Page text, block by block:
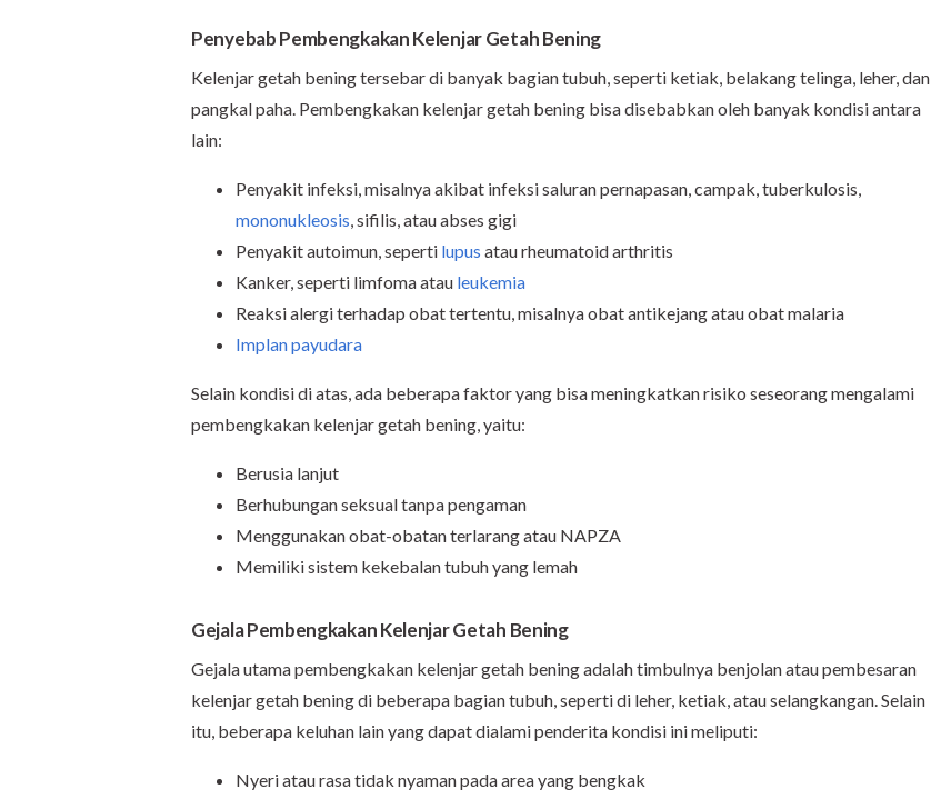
Penyebab Pembengkakan Kelenjar Getah Bening
Kelenjar getah bening tersebar di banyak bagian tubuh, seperti ketiak, belakang telinga, leher, dan
pangkal paha. Pembengkakan kelenjar getah bening bisa disebabkan oleh banyak kondisi antara
lain:
Penyakit infeksi, misalnya akibat infeksi saluran pernapasan, campak, tuberkulosis,
mononukleosis, sifilis, atau abses gigi
Penyakit autoimun, seperti lupus atau rheumatoid arthritis
Kanker, seperti limfoma atau leukemia
Reaksi alergi terhadap obat tertentu, misalnya obat antikejang atau obat malaria
Implan payudara
Selain kondisi di atas, ada beberapa faktor yang bisa meningkatkan risiko seseorang mengalami
pembengkakan kelenjar getah bening, yaitu:
Berusia lanjut
Berhubungan seksual tanpa pengaman
Menggunakan obat-obatan terlarang atau NAPZA
Memiliki sistem kekebalan tubuh yang lemah
Gejala Pembengkakan Kelenjar Getah Bening
Gejala utama pembengkakan kelenjar getah bening adalah timbulnya benjolan atau pembesaran
kelenjar getah bening di beberapa bagian tubuh, seperti di leher, ketiak, atau selangkangan. Selain
itu, beberapa keluhan lain yang dapat dialami penderita kondisi ini meliputi:
Nyeri atau rasa tidak nyaman pada area yang bengkak